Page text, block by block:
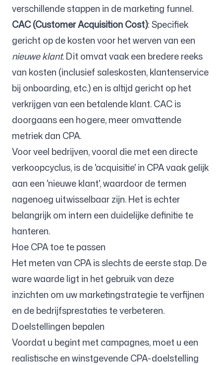
verschillende stappen in de marketing funnel.
CAC (Customer Acquisition Cost): Specifiek
gericht op de kosten voor het werven van een
nieuwe klant. Dit omvat vaak een bredere reeks
van kosten (inclusief saleskosten, klantenservice
bij onboarding, etc.) en is altijd gericht op het
verkrijgen van een betalende klant. CAC is
doorgaans een hogere, meer omvattende
metriek dan CPA.
Voor veel bedrijven, vooral die met een directe
verkoopcyclus, is de 'acquisitie' in CPA vaak gelijk
aan een 'nieuwe klant', waardoor de termen
nagenoeg uitwisselbaar zijn. Het is echter
belangrijk om intern een duidelijke definitie te
hanteren.
Hoe CPA toe te passen
Het meten van CPA is slechts de eerste stap. De
ware waarde ligt in het gebruik van deze
inzichten om uw marketingstrategie te verfijnen
en de bedrijfsprestaties te verbeteren.
Doelstellingen bepalen
Voordat u begint met campagnes, moet u een
realistische en winstgevende CPA-doelstelling